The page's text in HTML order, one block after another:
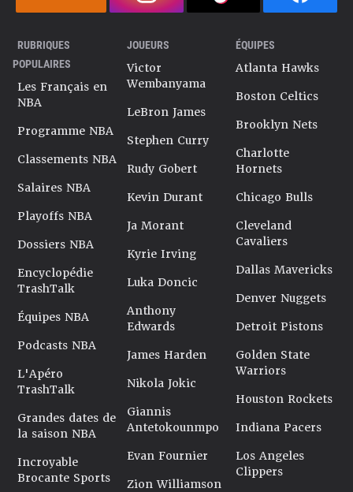
RUBRIQUES
POPULAIRES
Les Français en
NBA
Programme NBA
Classements NBA
Salaires NBA
Playoffs NBA
Dossiers NBA
Encyclopédie
TrashTalk
Équipes NBA
Podcasts NBA
L'Apéro
TrashTalk
Grandes dates de
la saison NBA
Incroyable
Brocante Sports
JOUEURS
Victor
Wembanyama
LeBron James
Stephen Curry
Rudy Gobert
Kevin Durant
Ja Morant
Kyrie Irving
Luka Doncic
Anthony
Edwards
James Harden
Nikola Jokic
Giannis
Antetokounmpo
Evan Fournier
Zion Williamson
ÉQUIPES
Atlanta Hawks
Boston Celtics
Brooklyn Nets
Charlotte
Hornets
Chicago Bulls
Cleveland
Cavaliers
Dallas Mavericks
Denver Nuggets
Detroit Pistons
Golden State
Warriors
Houston Rockets
Indiana Pacers
Los Angeles
Clippers